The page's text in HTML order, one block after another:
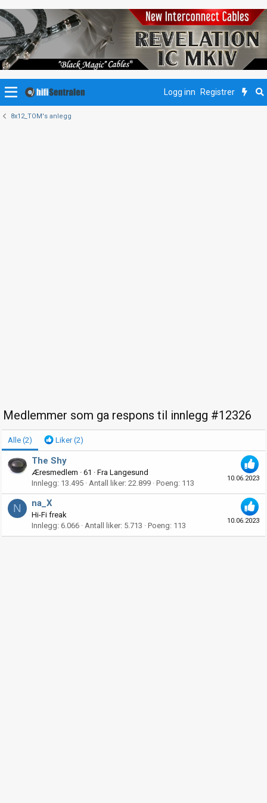
Logg inn Registrer
8x12_TOM's anlegg
Medlemmer som ga respons til innlegg #12326
Alle (2) Liker(2)
10.06.2023
The Shy
Æresmedlem · 61 · Fra Langesund
Innlegg 13.495 Antall liker 22.899 Poeng 113
N
10.06.2023
na_X
Hi-Fi freak
Innlegg 6.066 Antall liker 5.713 Poeng 113